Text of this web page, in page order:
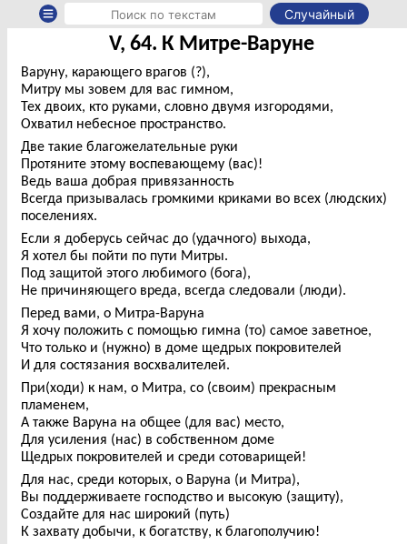
Случайный
V, 64. К Митре-Варуне
Варуну, карающего врагов (?),
Митру мы зовем для вас гимном,
Тех двоих, кто руками, словно двумя изгородями,
Охватил небесное пространство.
Две такие благожелательные руки
Протяните этому воспевающему (вас)!
Ведь ваша добрая привязанность
Всегда призывалась громкими криками во всех (людских)
поселениях.
Если я доберусь сейчас до (удачного) выхода,
Я хотел бы пойти по пути Митры.
Под защитой этого любимого (бога),
Не причиняющего вреда, всегда следовали (люди).
Перед вами, о Митра-Варуна
Я хочу положить с помощью гимна (то) самое заветное,
Что только и (нужно) в доме щедрых покровителей
И для состязания восхвалителей.
При(ходи) к нам, о Митра, со (своим) прекрасным
пламенем,
А также Варуна на общее (для вас) место,
Для усиления (нас) в собственном доме
Щедрых покровителей и среди сотоварищей!
Для нас, среди которых, о Варуна (и Митра),
Вы поддерживаете господство и высокую (защиту),
Создайте для нас широкий (путь)
К захвату добычи, к богатству, к благополучию!